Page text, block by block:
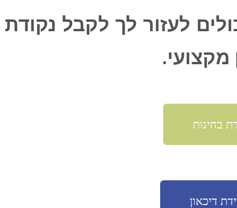
לעזור לך לקבל
בחינות
דיכאון